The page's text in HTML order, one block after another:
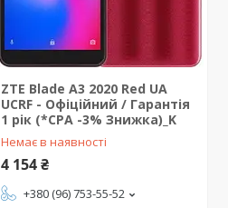
ZTE Blade A3 2020 Red UA
UCRF - Офіційний / Гарантія
1 рік (*CPA -3% Знижка)_K
Немає в наявності
4 154 ₴
+380 (96) 753-55-52